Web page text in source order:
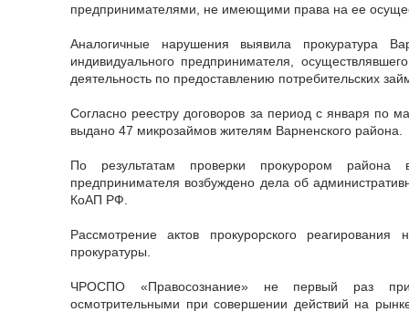
предпринимателями, не имеющими права на ее
Аналогичные нарушения выявила прокуратура
индивидуального предпринимателя,
деятельность по предоставлению потребительских
Согласно реестру договоров за период с января по
выдано 47 микрозаймов жителям Варненского района.
По результатам проверки прокурором района
предпринимателя возбуждено дела об
КоАП РФ.
Рассмотрение актов прокурорского реагирования
прокуратуры.
ЧРОСПО «Правосознание» не первый раз
осмотрительными при совершении действий на